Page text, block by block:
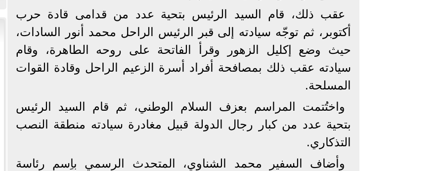
عقب ذلك، قام السيد الرئيس بتحية عدد من قدامى قادة حرب
أكتوبر، ثم توجّه سيادته إلى قبر الرئيس الراحل محمد أنور السادات،
حيث وضع إكليل الزهور وقرأ الفاتحة على روحه الطاهرة، وقام
سيادته عقب ذلك بمصافحة أفراد أسرة الزعيم الراحل وقادة القوات
المسلحة.
واختُتمت المراسم بعزف السلام الوطني، ثم قام السيد الرئيس
بتحية عدد من كبار رجال الدولة قبيل مغادرة سيادته منطقة النصب
التذكاري.
وأضاف السفير محمد الشناوي، المتحدث الرسمي باِسم رئاسة